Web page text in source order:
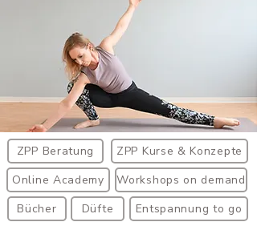
ZPP Beratung
ZPP Kurse & Konzepte
Online Academy
Workshops on demand
Bücher
Düfte Entspannung to go